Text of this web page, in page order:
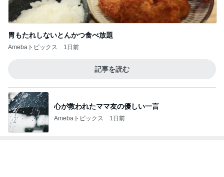
胃もたれしないとんかつ食べ放題
Amebaトピックス 1日前
記事を読む
心が救われたママ友の優しい一言
Amebaトピックス 1日前